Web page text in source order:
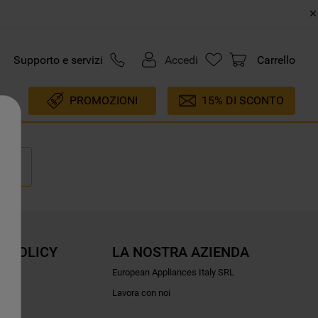
Supporto e servizi Accedi Carrello
PROMOZIONI 15% DI SCONTO
POLICY LA NOSTRA AZIENDA
European Appliances Italy SRL
Lavora con noi